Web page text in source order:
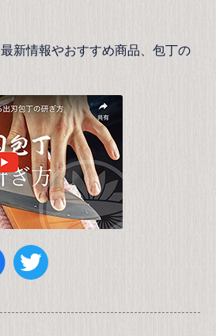
新情報やおすすめ商品、包丁の